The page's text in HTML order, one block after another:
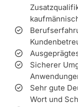
Sicherer
Sehr gute
Wort und